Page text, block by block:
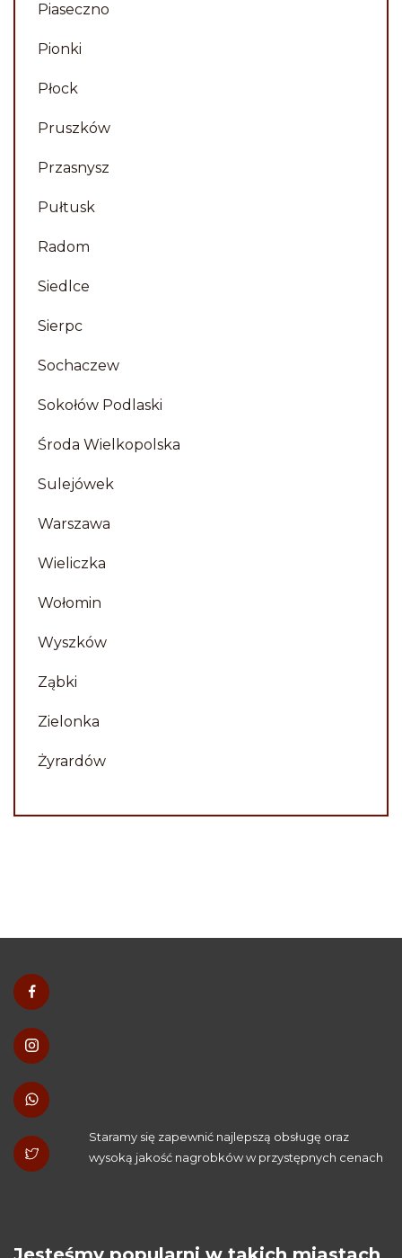
Piaseczno
Pionki
Płock
Pruszków
Przasnysz
Pułtusk
Radom
Siedlce
Sierpc
Sochaczew
Sokołów Podlaski
Środa Wielkopolska
Sulejówek
Warszawa
Wieliczka
Wołomin
Wyszków
Ząbki
Zielonka
Żyrardów
Staramy się zapewnić najlepszą obsługę oraz
wysoką jakość nagrobków w przystępnych cenach